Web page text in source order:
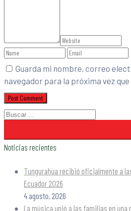
Guarda mi nombre, correo
navegador para la próxima vez que
Noticias recientes
Tungurahua recibió oficialmente a
Ecuador 2026
4 agosto, 2026
La música unió a las familias en una